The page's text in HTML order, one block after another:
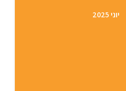
יוני 2025